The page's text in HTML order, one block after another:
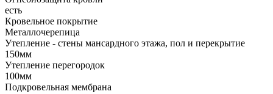
есть
Кровельное покрытие
Металлочерепица
Утепление - стены мансардного этажа, пол и перекрытие
150мм
Утепление перегородок
100мм
Подкровельная мембрана